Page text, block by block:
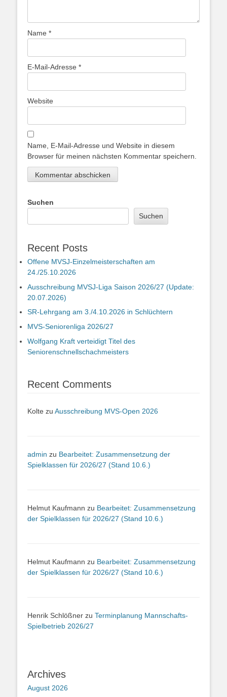
Name *
E-Mail-Adresse *
Website
Name, E-Mail-Adresse und Website in diesem
Browser für meinen nächsten Kommentar speichern.
Suchen
Suchen
Recent Posts
Offene MVSJ-Einzelmeisterschaften am
24./25.10.2026
Ausschreibung MVSJ-Liga Saison 2026/27 (Update:
20.07.2026)
SR-Lehrgang am 3./4.10.2026 in Schlüchtern
MVS-Seniorenliga 2026/27
Wolfgang Kraft verteidigt Titel des
Seniorenschnellschachmeisters
Recent Comments
Kolte zu Ausschreibung MVS-Open 2026
admin zu Bearbeitet: Zusammensetzung der
Spielklassen für 2026/27 (Stand 10.6.)
Helmut Kaufmann zu Bearbeitet: Zusammensetzung
der Spielklassen für 2026/27 (Stand 10.6.)
Helmut Kaufmann zu Bearbeitet: Zusammensetzung
der Spielklassen für 2026/27 (Stand 10.6.)
Henrik Schlößner zu Terminplanung Mannschafts-
Spielbetrieb 2026/27
Archives
August 2026